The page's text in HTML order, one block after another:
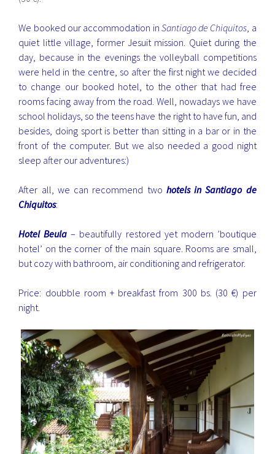
We booked our accommodation in Santiago de Chiquitos , a
quiet little village, former Jesuit mission. Quiet during the
day, because in the evenings the volleyball competitions
were held in the centre, so after the first night we decided
to change our booked hotel, to the other that had free
rooms facing away from the road. Well, nowadays we have
school holidays, so the teens have the right to have fun, and
besides, doing sport is better than sitting in a bar or in the
front of the computer. But we also needed a good night
sleep after our adventures:)
After all, we can recommend two hotels in Santiago de
Chiquitos:
Hotel Beula – beautifully restored yet modern ’boutique
hotel’ on the corner of the main square. Rooms are small,
but cozy with bathroom, air conditioning and refrigerator.
Price: doubble room + breakfast from 300 bs. (30 €) per
night.